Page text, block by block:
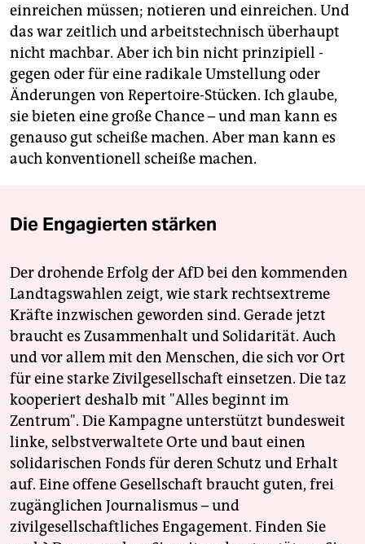
einreichen müssen; notieren und einreichen. Und
das war zeitlich und arbeitstechnisch überhaupt
nicht machbar. Aber ich bin nicht prinzipiell­ ­
gegen oder für eine radikale Umstellung oder
Änderungen von Repertoire-­Stücken. Ich glaube,
sie bieten eine große Chance – und man kann es
genauso gut scheiße machen. Aber man kann es
auch konventionell scheiße machen.
Die Engagierten stärken
Der drohende Erfolg der AfD bei den kommenden
Landtagswahlen zeigt, wie stark rechtsextreme
Kräfte inzwischen geworden sind. Gerade jetzt
braucht es Zusammenhalt und Solidarität. Auch
und vor allem mit den Menschen, die sich vor Ort
für eine starke Zivilgesellschaft einsetzen. Die taz
kooperiert deshalb mit "Alles beginnt im
Zentrum". Die Kampagne unterstützt bundesweit
linke, selbstverwaltete Orte und baut einen
solidarischen Fonds für deren Schutz und Erhalt
auf. Eine offene Gesellschaft braucht guten, frei
zugänglichen Journalismus – und
zivilgesellschaftliches Engagement. Finden Sie